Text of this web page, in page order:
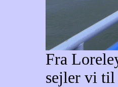
Fra
sejler vi til